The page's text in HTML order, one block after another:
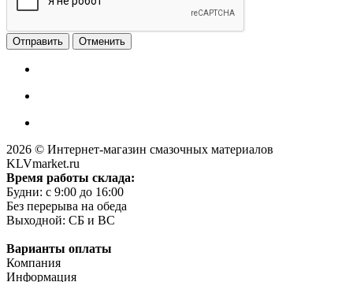
Отменить
2026 © Интернет-магазин смазочных материалов
KLVmarket.ru
Время работы склада:
Будни: c 9:00 до 16:00
Без перерыва на обеда
Выходной: СБ и ВС
Варианты оплаты
Компания
Информация